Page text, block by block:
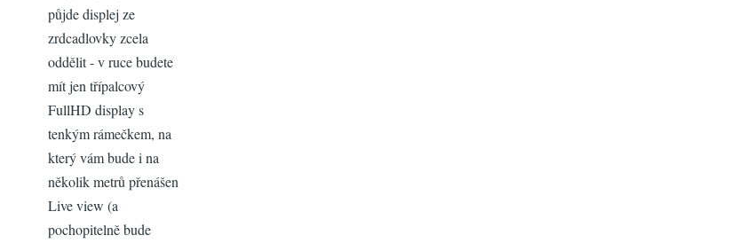
půjde displej ze
zrdcadlovky zcela
oddělit - v ruce budete
mít jen třípalcový
FullHD display s
tenkým rámečkem, na
který vám bude i na
několik metrů přenášen
Live view (a
pochopitelně bude